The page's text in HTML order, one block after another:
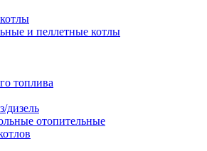
и пеллетные котлы
топлива
дизель
отопительные